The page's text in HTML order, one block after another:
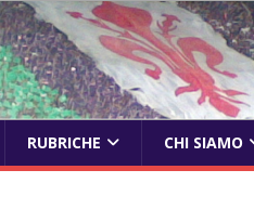
RUBRICHE CHI SIAMO